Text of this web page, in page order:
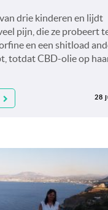
drie kinderen en lijdt
pijn, die ze probeert
en een shitload
totdat CBD-olie op
28